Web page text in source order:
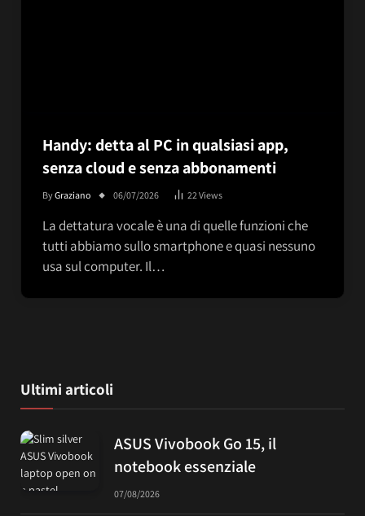
Handy: detta al PC in qualsiasi app,
senza cloud e senza abbonamenti
ByGraziano 06/07/2026 22 Views
La dettatura vocale è una di quelle funzioni che
tutti abbiamo sullo smartphone e quasi nessuno
usa sul computer. Il…
Ultimi articoli
ASUS Vivobook Go 15, il
notebook essenziale
07/08/2026